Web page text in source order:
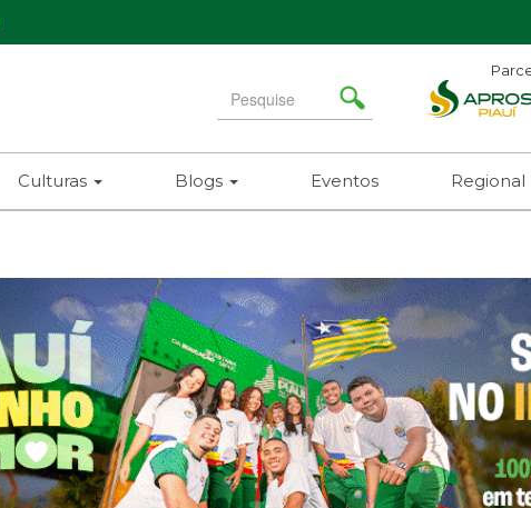
Search
for
Culturas Blogs Eventos Regional